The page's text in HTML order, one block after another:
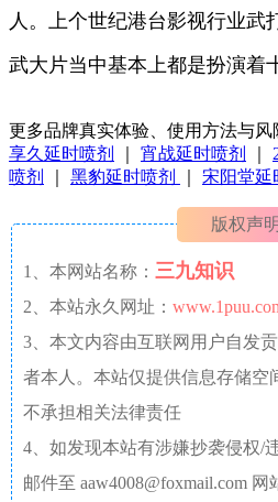
人。上个世纪港台影视行业武
武大片当中基本上都是扮演着
更多品牌真实体验、使用方法与风
享久延时喷剂
宵战延时喷剂
喷剂
黑豹延时喷剂 宋阳堂延
版权声明
1、本网站名称： 三九知识
2、本站永久网址：
3、本文内容由互联网用户自发
者本人。本站仅提供信息存储空
不承担相关法律责任
4、如发现本站有涉嫌抄袭侵权/
邮件至 aaw4008@foxmail.com